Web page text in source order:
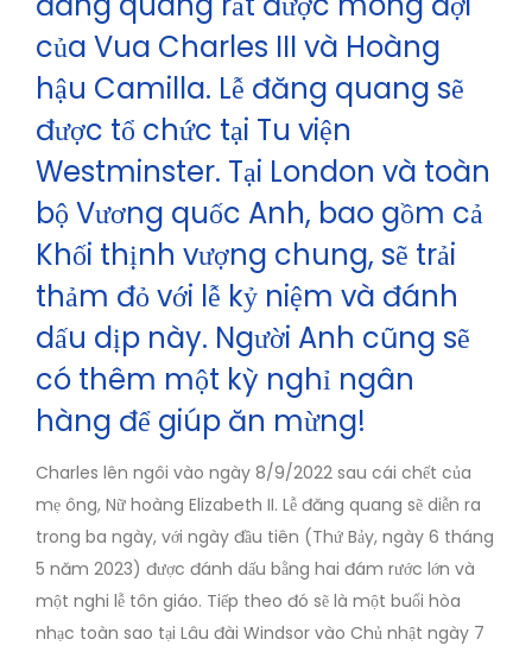
của Vua Charles III và Hoàng
hậu Camilla. Lễ đăng quang sẽ
được tổ chức tại Tu viện
Westminster. Tại London và toàn
bộ Vương quốc Anh, bao gồm cả
Khối thịnh vượng chung, sẽ trải
thảm đỏ với lễ kỷ niệm và đánh
dấu dịp này. Người Anh cũng sẽ
có thêm một kỳ nghỉ ngân
hàng để giúp ăn mừng!
Charles lên ngôi vào ngày 8/9/2022 sau cái chết của
mẹ ông, Nữ hoàng Elizabeth II. Lễ đăng quang sẽ diễn ra
trong ba ngày, với ngày đầu tiên (Thứ Bảy, ngày 6 tháng
5 năm 2023) được đánh dấu bằng hai đám rước lớn và
một nghi lễ tôn giáo. Tiếp theo đó sẽ là một buổi hòa
nhạc toàn sao tại Lâu đài Windsor vào Chủ nhật ngày 7